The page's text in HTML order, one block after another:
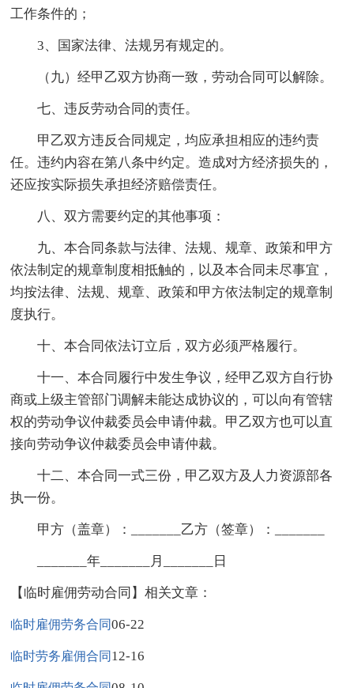
工作条件的；
3、国家法律、法规另有规定的。
（九）经甲乙双方协商一致，劳动合同可以解除。
七、违反劳动合同的责任。
甲乙双方违反合同规定，均应承担相应的违约责
任。违约内容在第八条中约定。造成对方经济损失的，
还应按实际损失承担经济赔偿责任。
八、双方需要约定的其他事项：
九、本合同条款与法律、法规、规章、政策和甲方
依法制定的规章制度相抵触的，以及本合同未尽事宜，
均按法律、法规、规章、政策和甲方依法制定的规章制
度执行。
十、本合同依法订立后，双方必须严格履行。
十一、本合同履行中发生争议，经甲乙双方自行协
商或上级主管部门调解未能达成协议的，可以向有管辖
权的劳动争议仲裁委员会申请仲裁。甲乙双方也可以直
接向劳动争议仲裁委员会申请仲裁。
十二、本合同一式三份，甲乙双方及人力资源部各
执一份。
甲方（盖章）：_______乙方（签章）：_______
_______年_______月_______日
【临时雇佣劳动合同】相关文章：
临时雇佣劳务合同06-22
临时劳务雇佣合同 12-16